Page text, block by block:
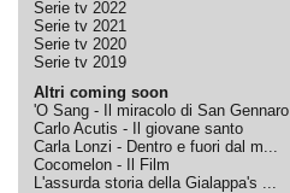
Serie tv 2022
Serie tv 2021
Serie tv 2020
Serie tv 2019
Altri coming soon
'O Sang - Il miracolo di San Gennaro
Carlo Acutis - Il giovane santo
Carla Lonzi - Dentro e fuori dal m...
Cocomelon - Il Film
L'assurda storia della Gialappa's ...